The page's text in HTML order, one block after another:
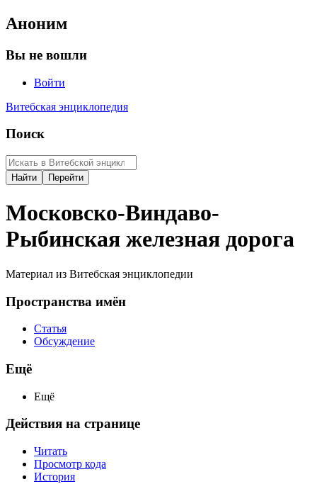
Аноним
Вы не вошли
Войти
Витебская энциклопедия
Поиск
Московско-Виндаво-
Рыбинская железная дорога
Материал из Витебская энциклопедии
Пространства имён
Статья
Обсуждение
Ещё
Ещё
Действия на странице
Читать
Просмотр кода
История